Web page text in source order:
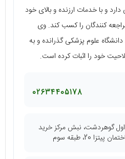
و با خدمات ارزنده و بالای خود
کنندگان را کسب کند. وی
علوم پزشکی گذرانده و به
خود را اثبات کرده است.
02634405178
گوهردشت، نبش مرکز خرید
20، طبقه سوم